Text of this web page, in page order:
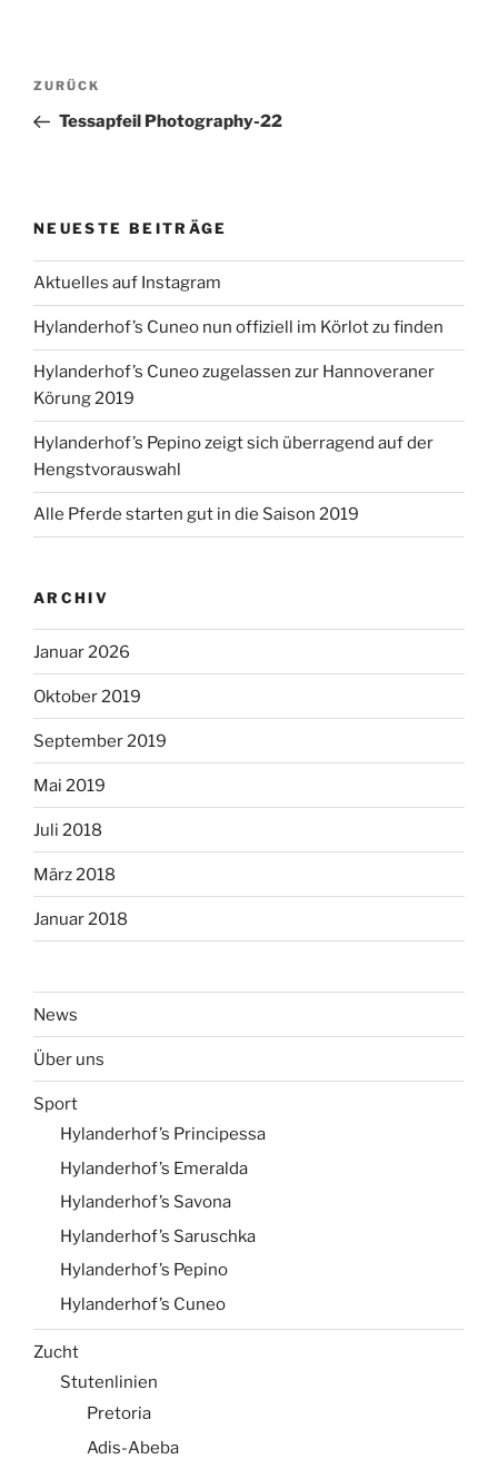
Beitragsnavigation
Vorheriger
Beitrag
ZURÜCK
Tessapfeil Photography-22
NEUESTE BEITRÄGE
Aktuelles auf Instagram
Hylanderhof’s Cuneo nun offiziell im Körlot zu finden
Hylanderhof’s Cuneo zugelassen zur Hannoveraner
Körung 2019
Hylanderhof’s Pepino zeigt sich überragend auf der
Hengstvorauswahl
Alle Pferde starten gut in die Saison 2019
ARCHIV
Januar 2026
Oktober 2019
September 2019
Mai 2019
Juli 2018
März 2018
Januar 2018
News
Über uns
Sport
Hylanderhof’s Principessa
Hylanderhof’s Emeralda
Hylanderhof’s Savona
Hylanderhof’s Saruschka
Hylanderhof’s Pepino
Hylanderhof’s Cuneo
Zucht
Stutenlinien
Pretoria
Adis-Abeba